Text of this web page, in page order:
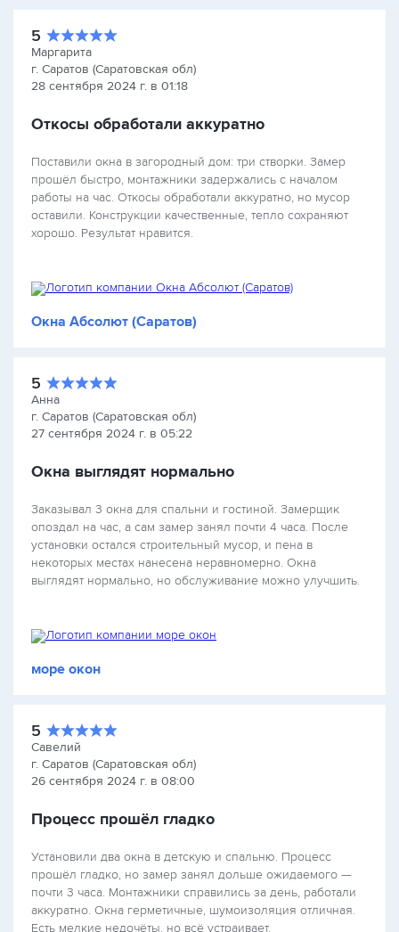
5
Маргарита
г. Саратов (Саратовская обл)
28 сентября 2024 г. в 01:18
Откосы обработали аккуратно
Поставили окна в загородный дом: три створки. Замер
прошёл быстро, монтажники задержались с началом
работы на час. Откосы обработали аккуратно, но мусор
оставили. Конструкции качественные, тепло сохраняют
хорошо. Результат нравится.
Окна Абсолют (Саратов)
5
Анна
г. Саратов (Саратовская обл)
27 сентября 2024 г. в 05:22
Окна выглядят нормально
Заказывал 3 окна для спальни и гостиной. Замерщик
опоздал на час, а сам замер занял почти 4 часа. После
установки остался строительный мусор, и пена в
некоторых местах нанесена неравномерно. Окна
выглядят нормально, но обслуживание можно улучшить.
море окон
5
Савелий
г. Саратов (Саратовская обл)
26 сентября 2024 г. в 08:00
Процесс прошёл гладко
Установили два окна в детскую и спальню. Процесс
прошёл гладко, но замер занял дольше ожидаемого —
почти 3 часа. Монтажники справились за день, работали
аккуратно. Окна герметичные, шумоизоляция отличная.
Есть мелкие недочёты, но всё устраивает.